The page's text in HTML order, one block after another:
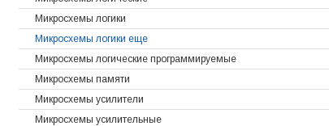
Микросхемы логики
Микросхемы логики еще
Микросхемы логические программируемые
Микросхемы памяти
Микросхемы усилители
Микросхемы усилительные